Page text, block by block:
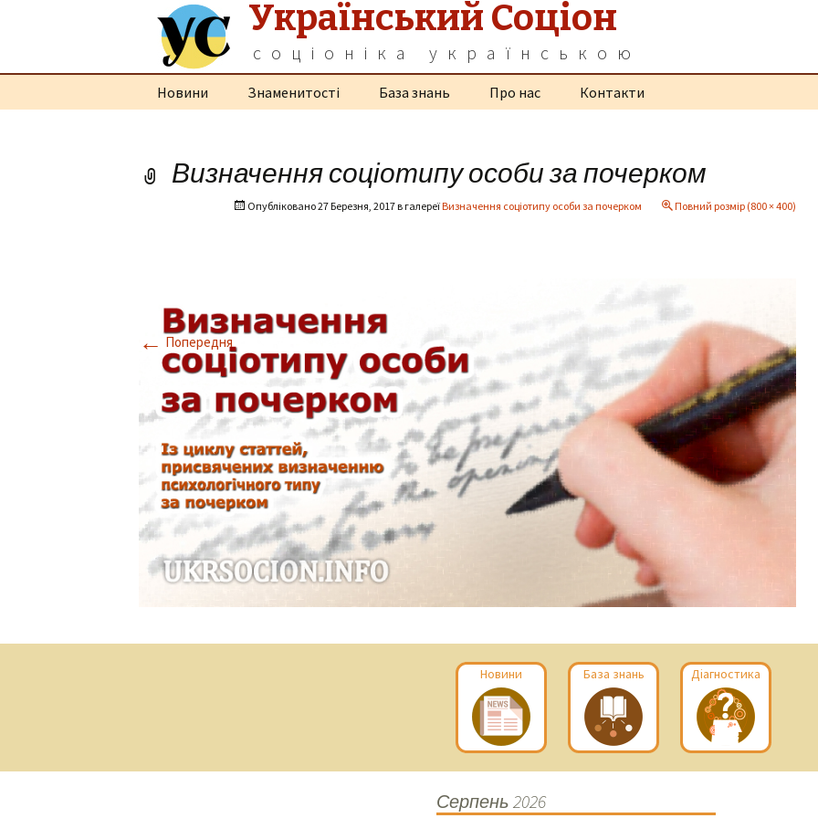
Український Соціон
соціоніка українською
Перейти
Новини Знаменитості База знань Про нас Контакти
Визначення соціотипу особи за почерком
Опубліковано27 Березня, 2017 в галереїВизначення соціотипу особи за почерком Повний розмір (800 × 400)
← Попередня
Новини База знань Діагностика
Серпень 2026